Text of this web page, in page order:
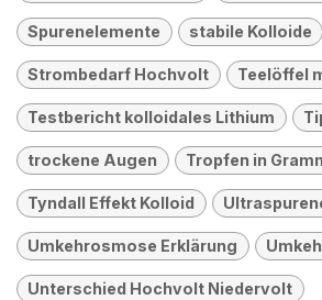
Spurenelemente stabile Kolloide
Strombedarf Hochvolt Teelöffel
Testbericht kolloidales Lithium
trockene Augen Tropfen in
Tyndall Effekt Kolloid
Umkehrosmose Erklärung
Unterschied Hochvolt Niedervolt